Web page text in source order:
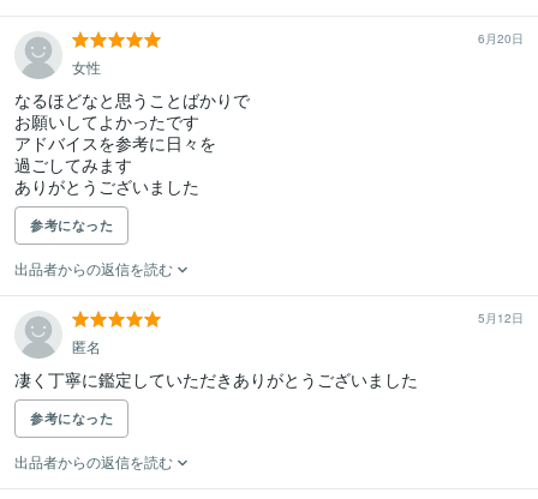
6月20日
女性
なるほどなと思うことばかりで
お願いしてよかったです
アドバイスを参考に日々を
過ごしてみます
ありがとうございました
参考になった
出品者からの返信を読む
5月12日
匿名
参考になった
出品者からの返信を読む